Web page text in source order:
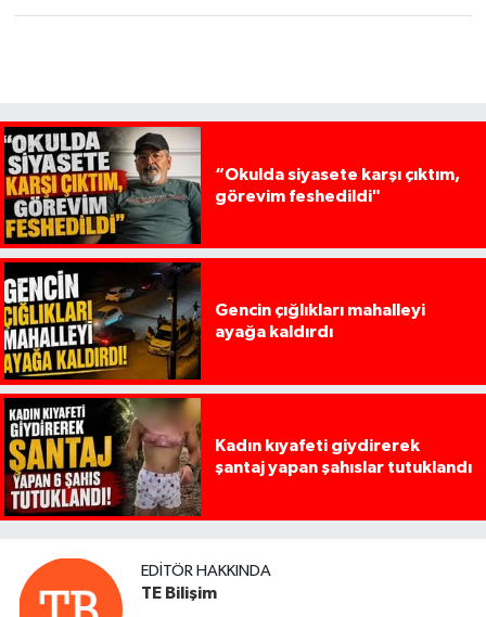
“Okulda siyasete karşı çıktım,
görevim feshedildi"
Gencin çığlıkları mahalleyi
ayağa kaldırdı
Kadın kıyafeti giydirerek
şantaj yapan şahıslar tutuklandı
EDITÖR HAKKINDA
TE Bilişim